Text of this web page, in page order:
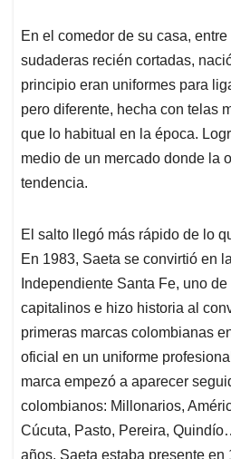
En el comedor de su casa,
sudaderas recién cortadas,
principio eran uniformes para
pero diferente, hecha con telas
que lo habitual en la época.
medio de un mercado donde la
tendencia.
El salto llegó más rápido de lo
En 1983, Saeta se convirtió en
Independiente Santa Fe, uno
capitalinos e hizo historia al
primeras marcas colombianas
oficial en un uniforme
marca empezó a aparecer
colombianos: Millonarios,
Cúcuta, Pasto, Pereira,
años, Saeta estaba presente en